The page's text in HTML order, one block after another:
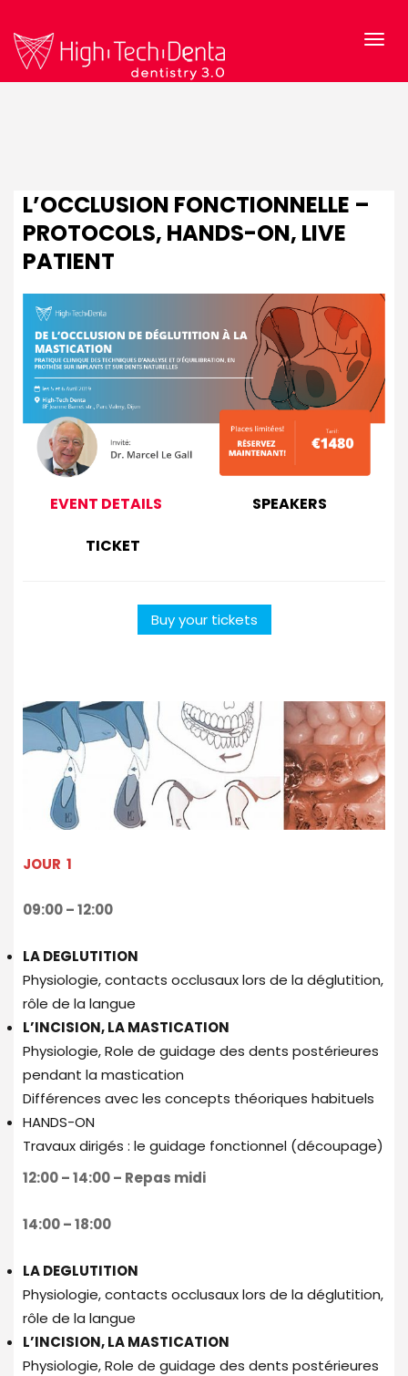
L’OCCLUSION FONCTIONNELLE –
PROTOCOLS, HANDS-ON, LIVE
PATIENT
EVENT DETAILS
SPEAKERS
TICKET
Buy your tickets
JOUR 1
09:00 – 12:00
LA DEGLUTITION
Physiologie, contacts occlusaux lors de la déglutition,
rôle de la langue
L’INCISION, LA MASTICATION
Physiologie, Role de guidage des dents postérieures
pendant la mastication
Différences avec les concepts théoriques habituels
HANDS-ON
Travaux dirigés : le guidage fonctionnel (découpage)
12:00 – 14:00 – Repas midi
14:00 – 18:00
LA DEGLUTITION
Physiologie, contacts occlusaux lors de la déglutition,
rôle de la langue
L’INCISION, LA MASTICATION
Physiologie, Role de guidage des dents postérieures